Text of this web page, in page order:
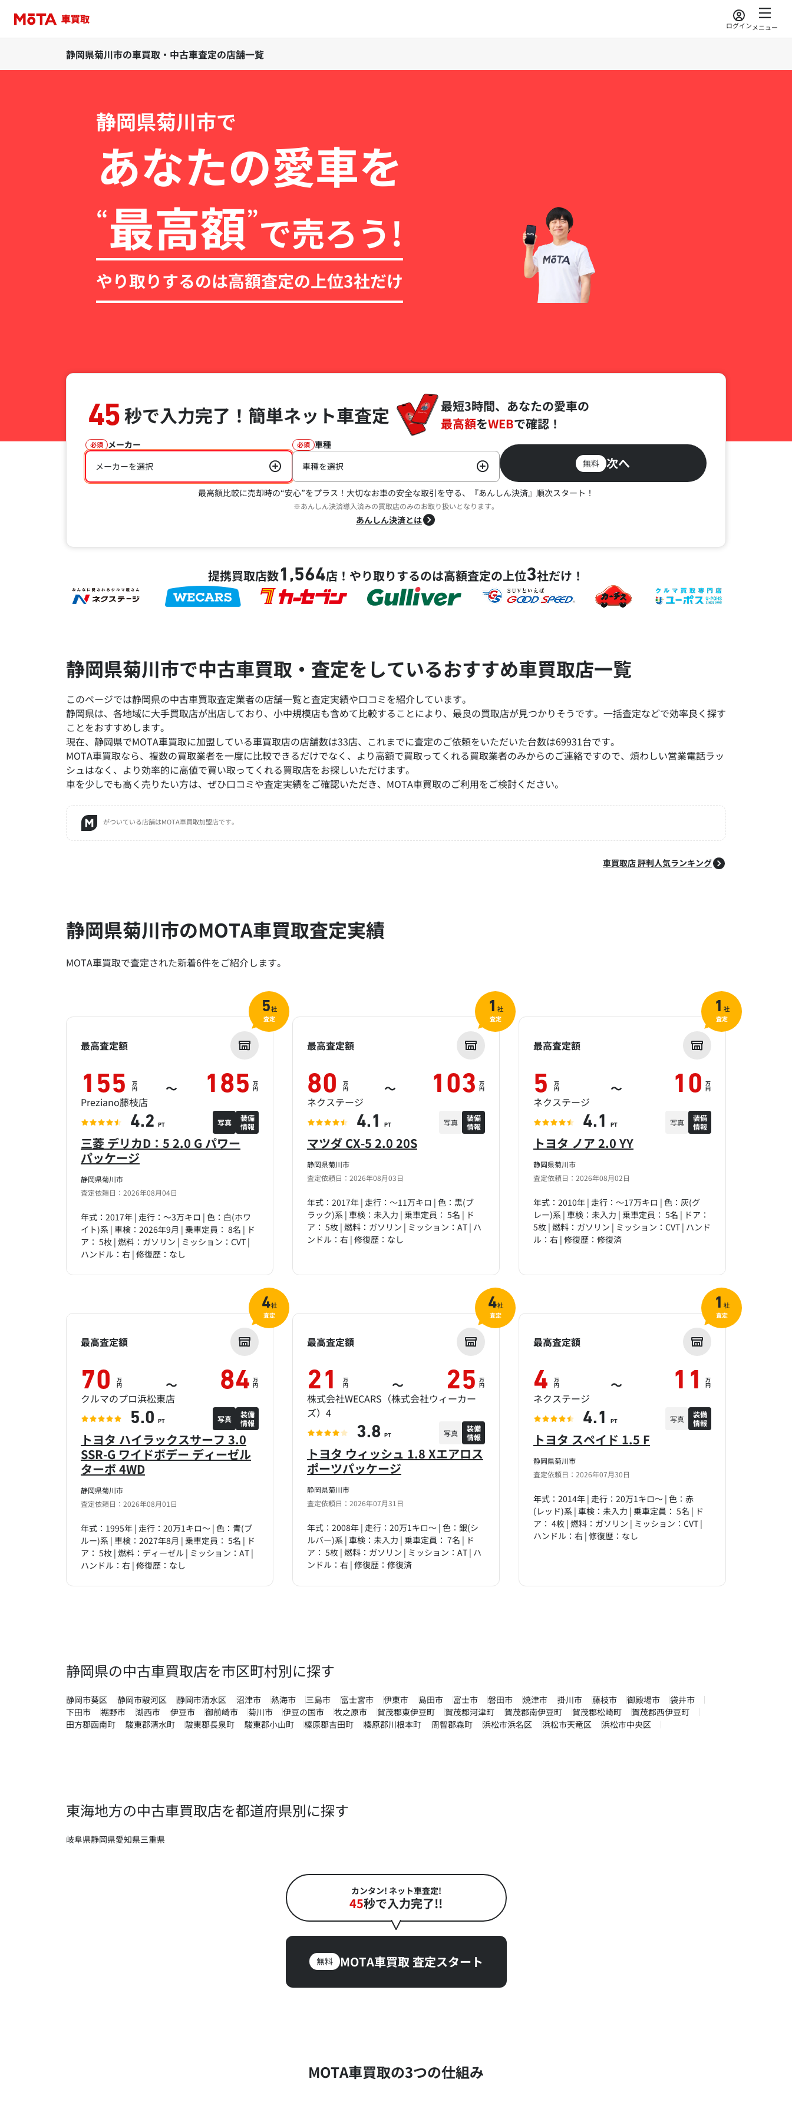
ログインメニュー
静岡県菊川市の車買取・中古車査定の店舗一覧
静岡県菊川市で
あなたの愛車を
“最高額”で売ろう!
やり取りするのは高額査定の上位3社だけ
45秒で入力完了！ 簡単ネット車査定
最短3時間、あなたの愛車の
最高額をWEBで確認！
必須 メーカー
メーカーを選択
必須 車種
車種を選択
無料 次へ
最高額比較に売却時の“安心”をプラス！ 大切なお車の安全な取引を守る、『あんしん決済』順次スタート！
※あんしん決済導入済みの買取店のみのお取り扱いとなります。
あんしん決済とは
提携買取店数1,564店！ やり取りするのは高額査定の上位3社だけ！
静岡県菊川市で中古車買取・査定をしているおすすめ車買取店一覧
このページでは静岡県の中古車買取査定業者の店舗一覧と査定実績や口コミを紹介しています。
静岡県は、各地域に大手買取店が出店しており、小中規模店も含めて比較することにより、最良の買取店が見つかりそうです。一括査定などで効率良く探す
ことをおすすめします。
現在、静岡県でMOTA車買取に加盟している車買取店の店舗数は33店、これまでに査定のご依頼をいただいた台数は69931台です。
MOTA車買取なら、複数の買取業者を一度に比較できるだけでなく、より高額で買取ってくれる買取業者のみからのご連絡ですので、煩わしい営業電話ラッ
シュはなく、より効率的に高値で買い取ってくれる買取店をお探しいただけます。
車を少しでも高く売りたい方は、ぜひ口コミや査定実績をご確認いただき、MOTA車買取のご利用をご検討ください。
がついている店舗はMOTA車買取加盟店です。
車買取店 評判人気ランキング
静岡県菊川市のMOTA車買取査定実績
MOTA車買取で査定された新着6件をご紹介します。
静岡県菊川市
査定依頼日：2026年08月04日
三菱 デリカD：5 2.0 G パワー
パッケージ
年式：2017年 | 走行：～3万キロ | 色：白(ホワ
イト)系 | 車検：2026年9月 | 乗車定員： 8名 | ド
ア： 5枚 | 燃料：ガソリン | ミッション：CVT |
ハンドル：右 | 修復歴：なし
最高査定額
155 万
円 ～ 185 万
円
Preziano藤枝店
4.2 PT 写真
装備
情報
5社
査定
静岡県菊川市
査定依頼日：2026年08月03日
マツダ CX-5 2.0 20S
年式：2017年 | 走行：～11万キロ | 色：黒(ブ
ラック)系 | 車検：未入力 | 乗車定員： 5名 | ド
ア： 5枚 | 燃料：ガソリン | ミッション：AT | ハ
ンドル：右 | 修復歴：なし
最高査定額
80 万
円 ～ 103 万
円
ネクステージ
4.1 PT 写真
装備
情報
1 社
査定
静岡県菊川市
査定依頼日：2026年08月02日
トヨタ ノア 2.0 YY
年式：2010年 | 走行：～17万キロ | 色：灰(グ
レー)系 | 車検：未入力 | 乗車定員： 5名 | ドア：
5枚 | 燃料：ガソリン | ミッション：CVT | ハンド
ル：右 | 修復歴：修復済
最高査定額
5 万
円 ～ 10 万
円
ネクステージ
4.1 PT 写真
装備
情報
1 社
査定
静岡県菊川市
査定依頼日：2026年08月01日
トヨタ ハイラックスサーフ 3.0
SSR-G ワイドボデー ディーゼル
ターボ 4WD
年式：1995年 | 走行：20万1キロ～ | 色：青(ブ
ルー)系 | 車検：2027年8月 | 乗車定員： 5名 | ド
ア： 5枚 | 燃料：ディーゼル | ミッション：AT |
ハンドル：右 | 修復歴：なし
最高査定額
70 万
円 ～ 84 万
円
クルマのプロ浜松東店
5.0 PT 写真
装備
情報
4社
査定
静岡県菊川市
査定依頼日：2026年07月31日
トヨタ ウィッシュ 1.8 Xエアロス
ポーツパッケージ
年式：2008年 | 走行：20万1キロ～ | 色：銀(シ
ルバー)系 | 車検：未入力 | 乗車定員： 7名 | ド
ア： 5枚 | 燃料：ガソリン | ミッション：AT | ハ
ンドル：右 | 修復歴：修復済
最高査定額
21 万
円 ～ 25 万
円
株式会社WECARS（株式会社ウィーカー
ズ）4
3.8 PT 写真
装備
情報
4社
査定
静岡県菊川市
査定依頼日：2026年07月30日
トヨタ スペイド 1.5 F
年式：2014年 | 走行：20万1キロ～ | 色：赤
(レッド)系 | 車検：未入力 | 乗車定員： 5名 | ド
ア： 4枚 | 燃料：ガソリン | ミッション：CVT |
ハンドル：右 | 修復歴：なし
最高査定額
4 万
円 ～ 11 万
円
ネクステージ
4.1 PT 写真
装備
情報
1 社
査定
静岡県の中古車買取店を市区町村別に探す
静岡市葵区 静岡市駿河区 静岡市清水区 沼津市 熱海市 三島市 富士宮市 伊東市 島田市 富士市 磐田市 焼津市 掛川市 藤枝市 御殿場市
袋井市
下田市
裾野市 湖西市 伊豆市 御前崎市 菊川市 伊豆の国市 牧之原市 賀茂郡東伊豆町 賀茂郡河津町 賀茂郡南伊豆町 賀茂郡松崎町
賀茂郡西伊豆町
田方郡函南町
駿東郡清水町 駿東郡長泉町 駿東郡小山町 榛原郡吉田町 榛原郡川根本町 周智郡森町 浜松市浜名区 浜松市天竜区 浜松市中央区
東海地方の中古車買取店を都道府県別に探す
岐阜県静岡県愛知県三重県
カンタン! ネット車査定!
45秒で入力完了!!
無料 MOTA車買取 査定スタート
MOTA車買取の3つの仕組み